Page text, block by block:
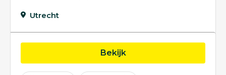
Utrecht
Bekijkopleiding Medical